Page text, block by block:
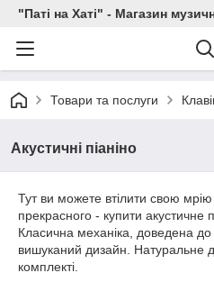
"Паті на Хаті" - Магазин
Товари та послуги
Акустичні піаніно
Тут ви можете втілити свою мрію
прекрасного - купити акустичне
Класична механіка, доведена до
вишуканий дизайн. Натуральне
комплекті.